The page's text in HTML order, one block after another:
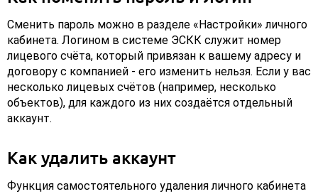
Сменить пароль можно в разделе «Настройки» личного
кабинета. Логином в системе ЭСКК служит номер
лицевого счёта, который привязан к вашему адресу и
договору с компанией - его изменить нельзя. Если у вас
несколько лицевых счётов (например, несколько
объектов), для каждого из них создаётся отдельный
аккаунт.
Как удалить аккаунт
Функция самостоятельного удаления личного кабинета